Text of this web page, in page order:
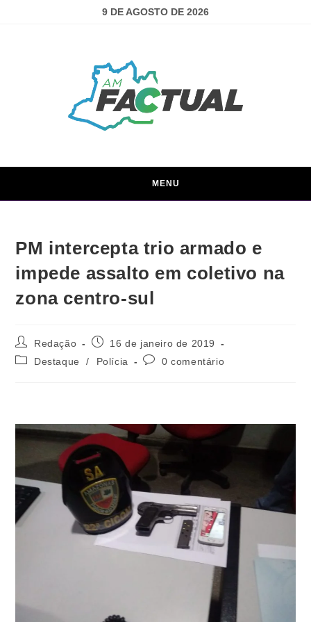
9 DE AGOSTO DE 2026
MENU
PM intercepta trio armado e
impede assalto em coletivo na
zona centro-sul
Redação
16 de janeiro de 2019
Destaque
/ Polícia 0 comentário